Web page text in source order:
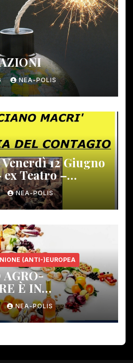
NEA-POLIS
12 Giugno
ex Teatro –
–
NEA-POLIS
(ANTI-)EUROPEA
AGRO-
È IN
NEA-POLIS